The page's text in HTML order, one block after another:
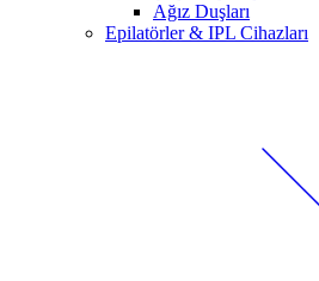
Ağız Duşları
Epilatörler & IPL Cihazları